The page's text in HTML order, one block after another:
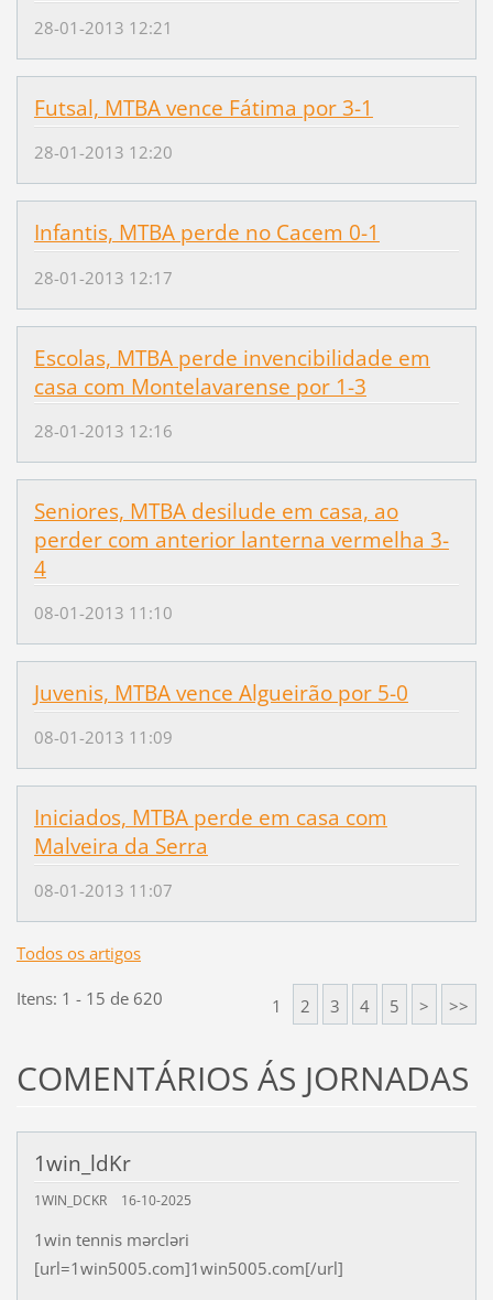
28-01-2013 12:21
Futsal, MTBA vence Fátima por 3-1
28-01-2013 12:20
Infantis, MTBA perde no Cacem 0-1
28-01-2013 12:17
Escolas, MTBA perde invencibilidade em
casa com Montelavarense por 1-3
28-01-2013 12:16
Seniores, MTBA desilude em casa, ao
perder com anterior lanterna vermelha 3-
4
08-01-2013 11:10
Juvenis, MTBA vence Algueirão por 5-0
08-01-2013 11:09
Iniciados, MTBA perde em casa com
Malveira da Serra
08-01-2013 11:07
Todos os artigos
Itens: 1 - 15 de 620 1 2 3 4 5 > >>
COMENTÁRIOS ÁS JORNADAS
1win_ldKr
1WIN_DCKR 16-10-2025
1win tennis mərcləri
[url=1win5005.com]1win5005.com[/url]